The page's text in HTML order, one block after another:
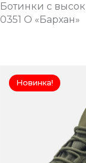
Ботинки с
0351 О «Бархан»
Новинка!